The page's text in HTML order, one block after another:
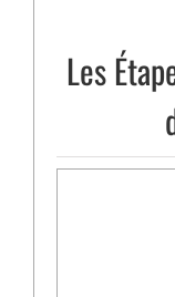
Les